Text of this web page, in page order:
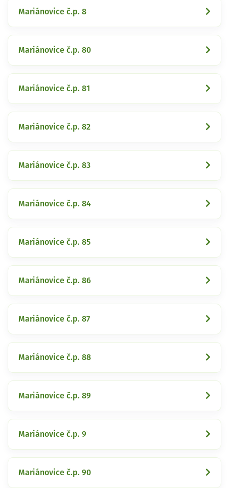
Mariánovice č.p. 8
Mariánovice č.p. 80
Mariánovice č.p. 81
Mariánovice č.p. 82
Mariánovice č.p. 83
Mariánovice č.p. 84
Mariánovice č.p. 85
Mariánovice č.p. 86
Mariánovice č.p. 87
Mariánovice č.p. 88
Mariánovice č.p. 89
Mariánovice č.p. 9
Mariánovice č.p. 90